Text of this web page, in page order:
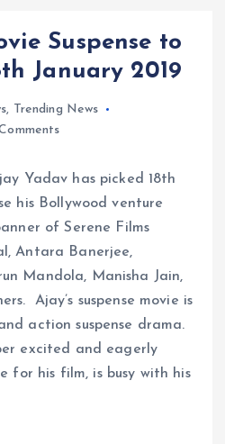
Suspense to
January 2019
, Trending News
Yadav has picked 18th
his Bollywood venture
of Serene Films
Antara Banerjee,
Mandola, Manisha Jain,
Ajay’s suspense movie is
action suspense drama.
excited and eagerly
for his film, is busy with his